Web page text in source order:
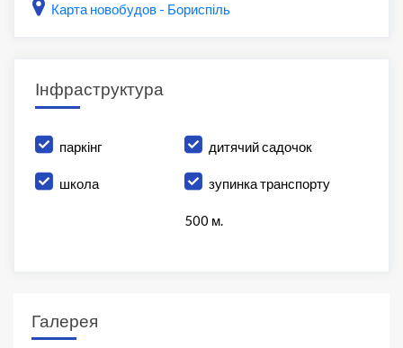
Карта новобудов - Бориспіль
Інфраструктура
паркінг дитячий садочок
школа зупинка транспорту
500 м.
Галерея